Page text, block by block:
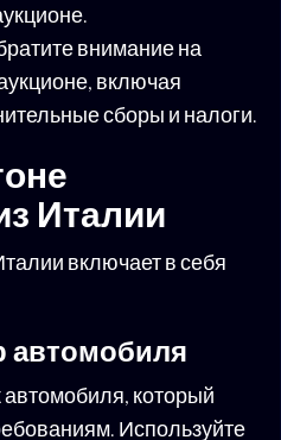
внимание на
включая
сборы и налоги.
Италии
включает в себя
автомобиля
который
Используйте